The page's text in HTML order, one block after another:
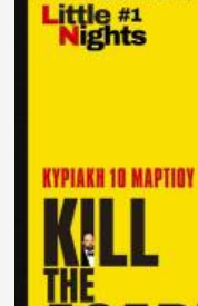
Ελλάδα
Οικονομία
Κόσμος